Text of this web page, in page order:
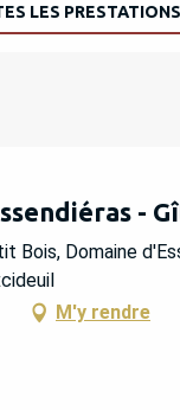
LES PRESTATIONS
-
Bois, Domaine
M'y rendre